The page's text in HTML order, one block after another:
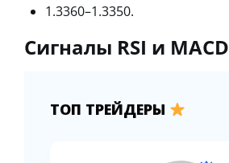
1.3360–1.3350.
Сигналы RSI и MACD
ТОП ТРЕЙДЕРЫ